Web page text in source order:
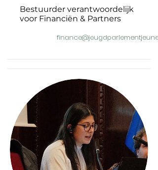
Bestuurder verantwoordelijk
voor Financiën & Partners